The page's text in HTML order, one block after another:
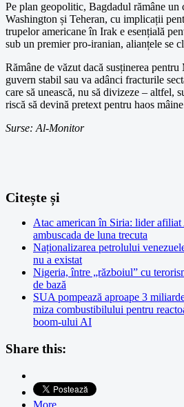
Pe plan geopolitic, Bagdadul rămâne
Washington și Teheran, cu implicații
trupelor americane în Irak e esențială
sub un premier pro-iranian, alianțele se
Rămâne de văzut dacă susținerea
guvern stabil sau va adânci fracturile
care să unească, nu să divizeze – altfel,
riscă să devină pretext pentru haos
Surse: Al-Monitor
Citește și
Atac american în Siria: lider afiliat
ambuscada de luna trecuta
Naționalizarea petrolului
nu a existat
Nigeria, între „războiul” cu
de bază
SUA pompează aproape 3
miza combustibilului pentru
boom-ului AI
Share this:
More